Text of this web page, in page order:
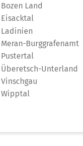
Bozen Land
Eisacktal
Ladinien
Meran-Burggrafenamt
Pustertal
Überetsch-Unterland
Vinschgau
Wipptal